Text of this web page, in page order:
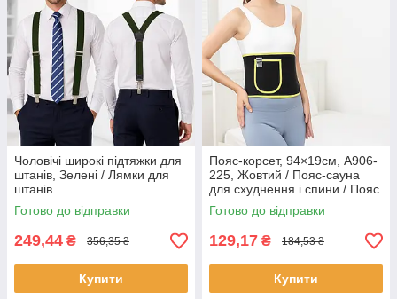
Чоловічі широкі підтяжки для
штанів, Зелені / Лямки для
штанів
Готово до відправки
249,44 ₴ 356,35 ₴
Купити
Пояс-корсет, 94×19см, A906-
225, Жовтий / Пояс-сауна
для схуднення і спини / Пояс
для тренувань і спалювання
жиру
Готово до відправки
129,17 ₴ 184,53 ₴
Купити